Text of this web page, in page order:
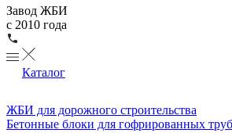
Завод ЖБИ
с 2010 года
Каталог
ЖБИ для дорожного строительства
Бетонные блоки для гофрированных труб